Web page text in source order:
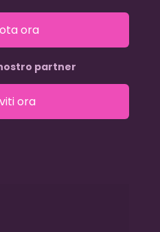
ora
partner
ora